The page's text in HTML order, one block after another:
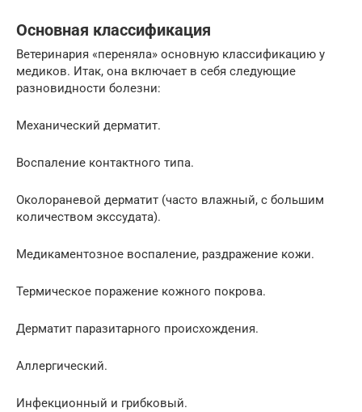
Основная классификация
Ветеринария «переняла» основную классификацию у
медиков. Итак, она включает в себя следующие
разновидности болезни:
Механический дерматит.
Воспаление контактного типа.
Околораневой дерматит (часто влажный, с большим
количеством экссудата).
Медикаментозное воспаление, раздражение кожи.
Термическое поражение кожного покрова.
Дерматит паразитарного происхождения.
Аллергический.
Инфекционный и грибковый.